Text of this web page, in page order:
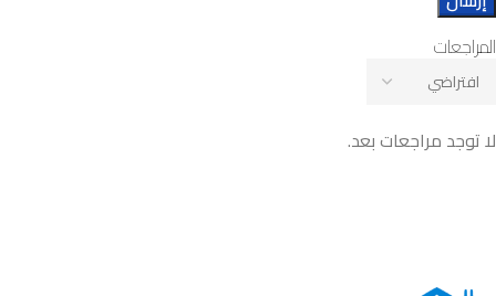
المراجعات
لا توجد مراجعات بعد.